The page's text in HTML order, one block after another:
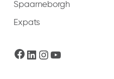
Spaarneborgh
Expats
Facebook
LinkedIn
Instagram